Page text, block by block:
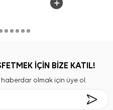
İÇİN BİZE KATIL!
olmak için üye ol.